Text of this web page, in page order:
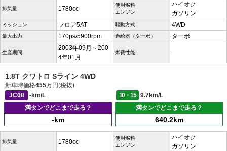
排気量 1780cc
使用燃料
エンジン
ハイオク
ガソリン
ミッション フロア5AT 駆動方式 4WD
最大出力 170ps/5900rpm 過給器（ターボ） ターボ
生産期間
2003年09月～200
4年01月
燃費性能 -
1.8T クワトロ Sライン 4WD
新車時価格455万円(税抜)
JC08
-km/L 10・15
9.7km/L
満タンでどこまで走る？
-km
満タンでどこまで走る？
640.2km
排気量 1780cc
使用燃料
エンジン
ハイオク
ガソリン